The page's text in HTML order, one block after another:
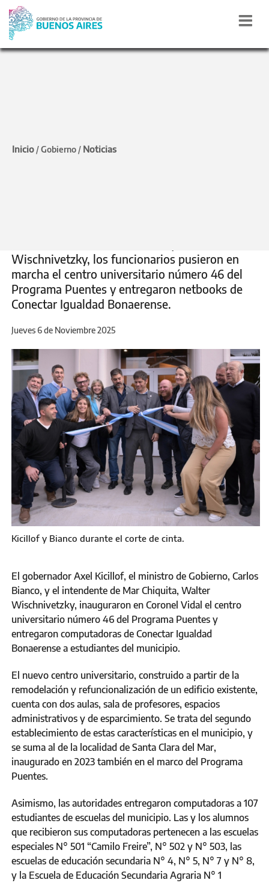
Inicio /Gobierno / Noticias
inauguraron el Centro
Wischnivetzky, los funcionarios pusieron en
marcha el centro universitario número 46 del
Programa Puentes y entregaron netbooks de
Conectar Igualdad Bonaerense.
Jueves 6 de Noviembre 2025
Kicillof y Bianco durante el corte de cinta.
El gobernador Axel Kicillof, el ministro de Gobierno, Carlos
Bianco, y el intendente de Mar Chiquita, Walter
Wischnivetzky, inauguraron en Coronel Vidal el centro
universitario número 46 del Programa Puentes y
entregaron computadoras de Conectar Igualdad
Bonaerense a estudiantes del municipio.
El nuevo centro universitario, construido a partir de la
remodelación y refuncionalización de un edificio existente,
cuenta con dos aulas, sala de profesores, espacios
administrativos y de esparcimiento. Se trata del segundo
establecimiento de estas características en el municipio, y
se suma al de la localidad de Santa Clara del Mar,
inaugurado en 2023 también en el marco del Programa
Puentes.
Asimismo, las autoridades entregaron computadoras a 107
estudiantes de escuelas del municipio. Las y los alumnos
que recibieron sus computadoras pertenecen a las escuelas
especiales N° 501 “Camilo Freire”, N° 502 y N° 503, las
escuelas de educación secundaria N° 4, N° 5, N° 7 y N° 8,
y la Escuela de Educación Secundaria Agraria N° 1